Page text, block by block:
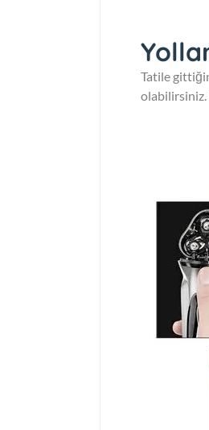
Tatile
olabilirsiniz.